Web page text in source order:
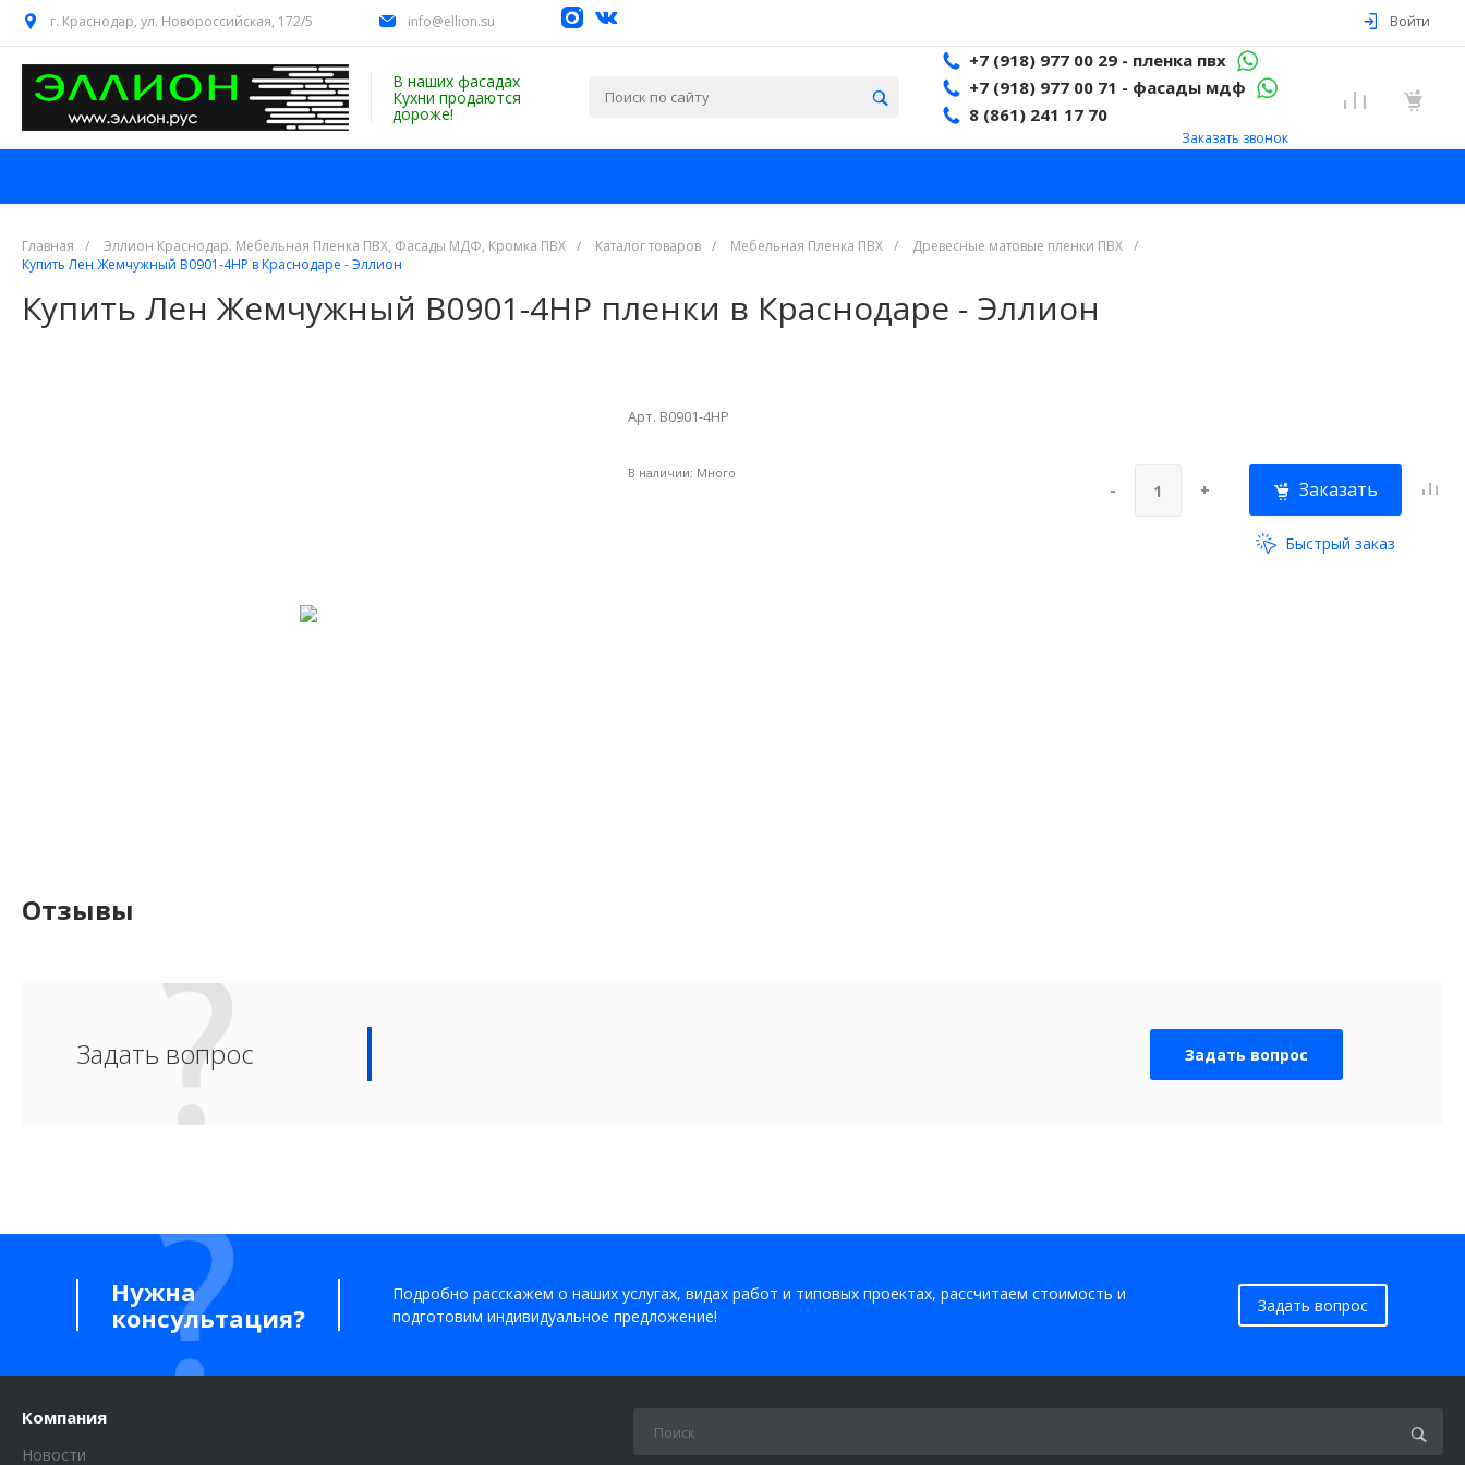
г. Краснодар, ул. Новороссийская, 172/5 info@ellion.su Войти
В наших фасадах
Кухни продаются
дороже!
+7 (918) 977 00 29 - пленка пвх
+7 (918) 977 00 71 - фасады мдф
8 (861) 241 17 70
Заказать звонок
Главная / Эллион Краснодар. Мебельная Пленка ПВХ, Фасады МДФ, Кромка ПВХ / Каталог товаров / Мебельная Пленка ПВХ / Древесные матовые пленки ПВХ /
Купить Лен Жемчужный В0901-4НР в Краснодаре - Эллион
Купить Лен Жемчужный В0901-4НР пленки в Краснодаре - Эллион
Арт. В0901-4НР
В наличии: Много
- + Заказать
Быстрый заказ
Отзывы
Задать вопрос Задать вопрос
Нужна
консультация?
Подробно расскажем о наших услугах, видах работ и типовых проектах, рассчитаем стоимость и
подготовим индивидуальное предложение!
Задать вопрос
Компания
Новости